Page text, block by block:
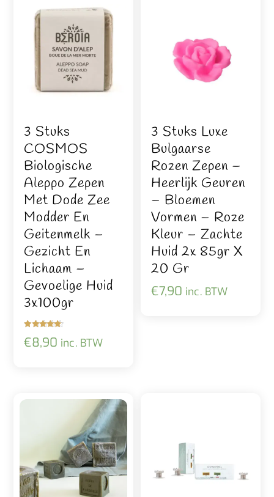
3 Stuks
COSMOS
Biologische
Aleppo Zepen
Met Dode Zee
Modder En
Geitenmelk –
Gezicht En
Lichaam –
Gevoelige Huid
3x100gr
d
5.00
€8,90 inc. BTW
3 Stuks Luxe
Bulgaarse
Rozen Zepen –
Heerlijk Geuren
– Bloemen
Vormen – Roze
Kleur – Zachte
Huid 2x 85gr X
20 Gr
€7,90 inc. BTW